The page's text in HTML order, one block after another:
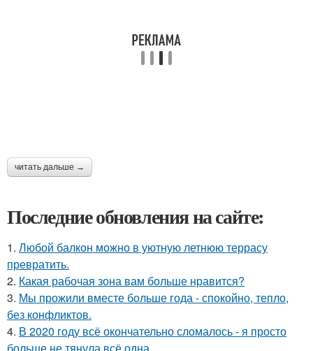
читать дальше →
Последние обновления на сайте:
1. Любой балкон можно в уютную летнюю террасу
превратить.
2. Какая рабочая зона вам больше нравится?
3. Мы прожили вместе больше года - спокойно, тепло,
без конфликтов.
4. В 2020 году всё окончательно сломалось - я просто